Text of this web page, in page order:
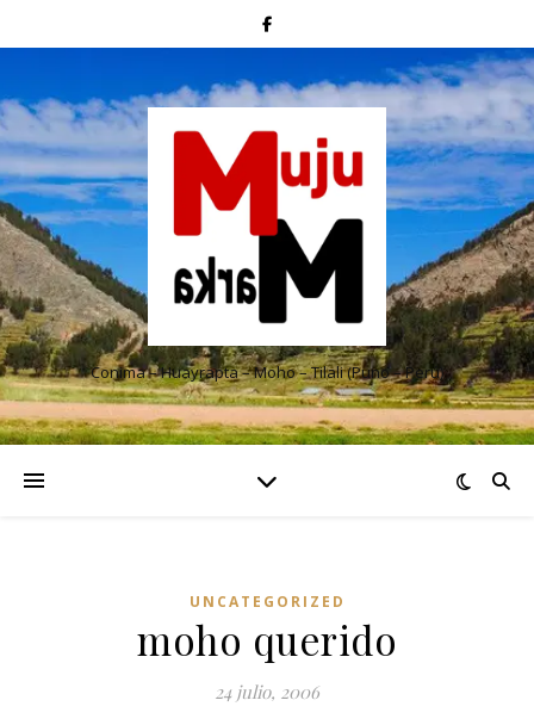
Conima – Huayrapta – Moho – Tilali (Puno – Perú)
UNCATEGORIZED
moho querido
24 julio, 2006